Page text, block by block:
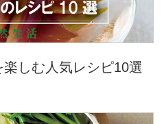
しむ人気レシピ10選